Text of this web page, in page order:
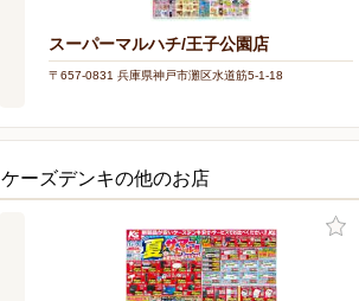
スーパーマルハチ/王子公園店
〒657-0831 兵庫県神戸市灘区水道筋5-1-18
ケーズデンキの他のお店